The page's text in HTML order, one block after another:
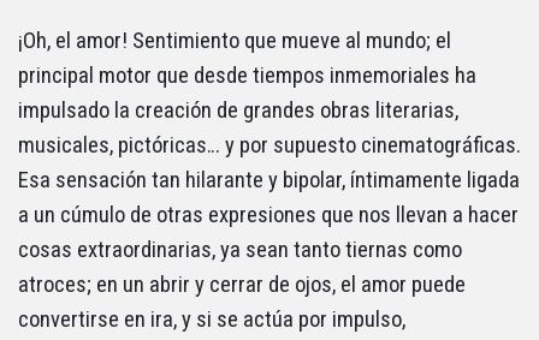
¡Oh, el amor! Sentimiento que mueve al mundo; el
principal motor que desde tiempos inmemoriales ha
impulsado la creación de grandes obras literarias,
musicales, pictóricas… y por supuesto cinematográficas.
Esa sensación tan hilarante y bipolar, íntimamente ligada
a un cúmulo de otras expresiones que nos llevan a hacer
cosas extraordinarias, ya sean tanto tiernas como
atroces; en un abrir y cerrar de ojos, el amor puede
convertirse en ira, y si se actúa por impulso,